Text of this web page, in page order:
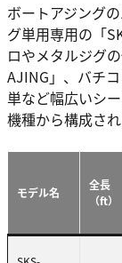
ボートアジング
グ単用専用の「
ロやメタルジグ
AJING」、バチ
単など幅広いシ
機種から構成され
モデル名
全長
（ft）